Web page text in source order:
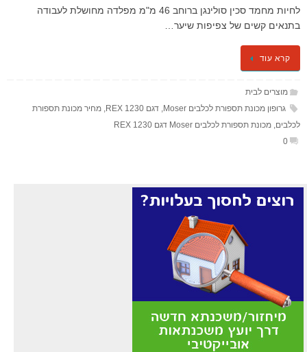
לחיות מחמד סכין סולינגן ברוחב 46 מ"מ מפלדה מחושלת לעבודה
בתנאים קשים של צפיפות שיער…
קרא עוד
מוצרים לבית
גרופון מכונת תספורת לכלבים Moser
דגם 1230 REX
מחיר מכונת תספורת
לכלבים מכונת תספורת לכלבים Moser דגם 1230 REX
0